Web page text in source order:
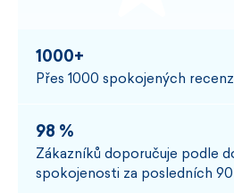
1000+
Přes 1000 spokojených
98 %
Zákazníků doporučuje podle
spokojenosti za posledních 90